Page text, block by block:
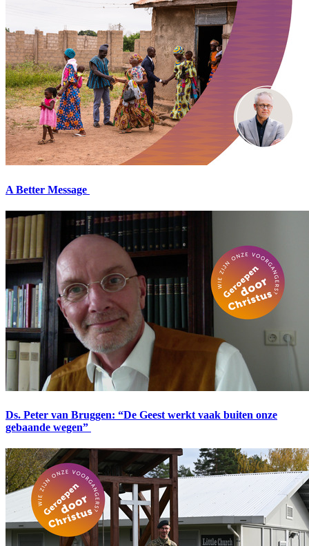
A Better Message
Ds. Peter van Bruggen: “De Geest werkt vaak buiten onze
gebaande wegen”